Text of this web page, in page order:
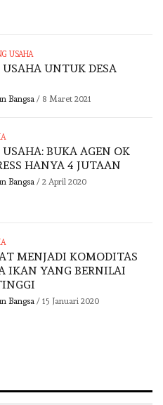
USAHA
USAHA UNTUK DESA
Bangsa/ 8 Maret 2021
USAHA: BUKA AGEN OK
HANYA 4 JUTAAN
Bangsa/ 2 April 2020
MENJADI KOMODITAS
IKAN YANG BERNILAI
Bangsa/ 15 Januari 2020